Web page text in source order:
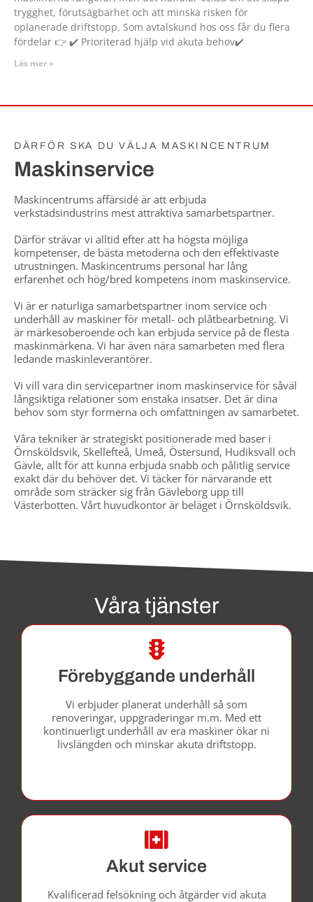
DÄRFÖR SKA DU VÄLJA MASKINCENTRUM
Maskinservice
Maskincentrums affärsidé är att erbjuda
verkstadsindustrins mest attraktiva samarbetspartner.
Därför strävar vi alltid efter att ha högsta möjliga
kompetenser, de bästa metoderna och den effektivaste
utrustningen. Maskincentrums personal har lång
erfarenhet och hög/bred kompetens inom maskinservice.
Vi är er naturliga samarbetspartner inom service och
underhåll av maskiner för metall- och plåtbearbetning. Vi
är märkesoberoende och kan erbjuda service på de flesta
maskinmärkena. Vi har även nära samarbeten med flera
ledande maskinleverantörer.
Vi vill vara din servicepartner inom maskinservice för såväl
långsiktiga relationer som enstaka insatser. Det är dina
behov som styr formerna och omfattningen av samarbetet.
Våra tekniker är strategiskt positionerade med baser i
Örnsköldsvik, Skellefteå, Umeå, Östersund, Hudiksvall och
Gävle, allt för att kunna erbjuda snabb och pålitlig service
exakt där du behöver det. Vi täcker för närvarande ett
område som sträcker sig från Gävleborg upp till
Västerbotten. Vårt huvudkontor är beläget i Örnsköldsvik.
trygghet, förutsägbarhet och att minska risken för
oplanerade driftstopp. Som avtalskund hos oss får du flera
fördelar 👉 ✔️ Prioriterad hjälp vid akuta behov✔️
Läs mer »
Våra tjänster
Förebyggande underhåll
Vi erbjuder planerat underhåll så som
renoveringar, uppgraderingar m.m. Med ett
kontinuerligt underhåll av era maskiner ökar ni
livslängden och minskar akuta driftstopp.
Akut service
Kvalificerad felsökning och åtgärder vid akuta